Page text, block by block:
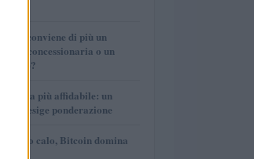
usate conviene di più un
in concessionaria o un
usata più affidabile: un
che esige ponderazione
leggero calo, Bitcoin domina